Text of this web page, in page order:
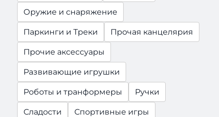
Оружие и снаряжение
Паркинги и Треки Прочая канцелярия
Прочие аксессуары
Развивающие игрушки
Роботы и транформеры Ручки
Сладости Спортивные игры